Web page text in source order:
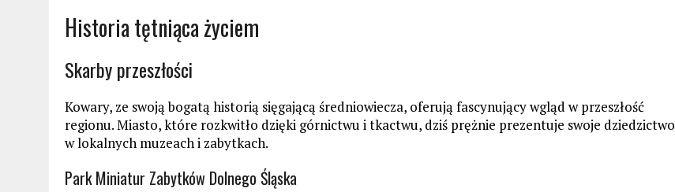
Historia tętniąca życiem
Skarby przeszłości
Kowary, ze swoją bogatą historią sięgającą średniowiecza, oferują fascynujący wgląd w przeszłość
regionu. Miasto, które rozkwitło dzięki górnictwu i tkactwu, dziś prężnie prezentuje swoje dziedzictwo
w lokalnych muzeach i zabytkach.
Park Miniatur Zabytków Dolnego Śląska